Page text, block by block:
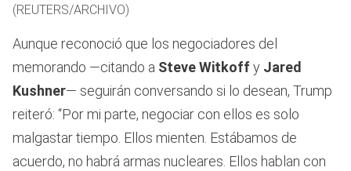
(REUTERS/ARCHIVO)
Aunque reconoció que los negociadores del
memorando —citando a Steve Witkoff y Jared
Kushner— seguirán conversando si lo desean, Trump
reiteró: “Por mi parte, negociar con ellos es solo
malgastar tiempo. Ellos mienten. Estábamos de
acuerdo, no habrá armas nucleares. Ellos hablan con